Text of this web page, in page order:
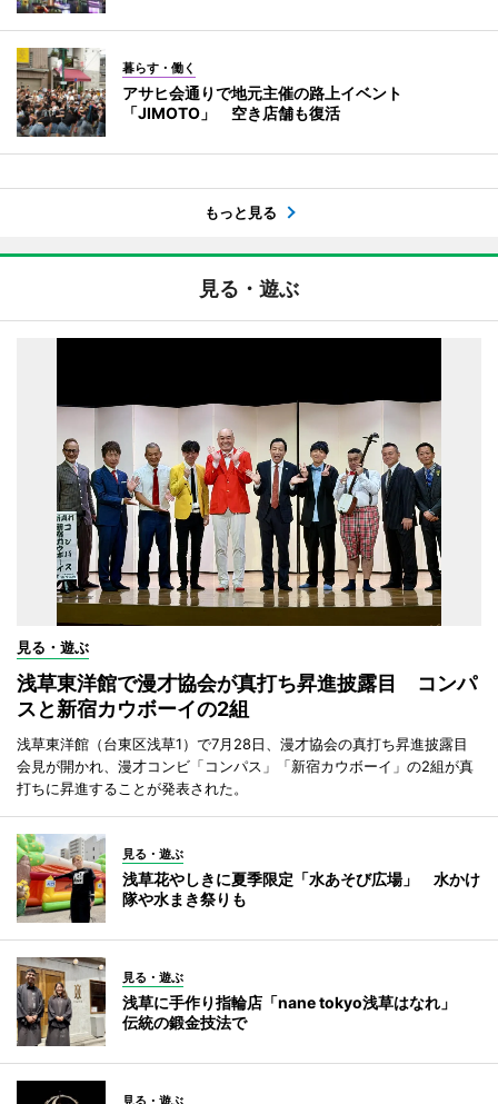
暮らす・働く
アサヒ会通りで地元主催の路上イベント
「JIMOTO」 空き店舗も復活
もっと見る
見る・遊ぶ
見る・遊ぶ
浅草東洋館で漫才協会が真打ち昇進披露目 コンパ
スと新宿カウボーイの2組
浅草東洋館（台東区浅草1）で7月28日、漫才協会の真打ち昇進披露目
会見が開かれ、漫才コンビ「コンパス」「新宿カウボーイ」の2組が真
打ちに昇進することが発表された。
見る・遊ぶ
浅草花やしきに夏季限定「水あそび広場」 水かけ
隊や水まき祭りも
見る・遊ぶ
浅草に手作り指輪店「nane tokyo浅草はなれ」
伝統の鍛金技法で
見る・遊ぶ